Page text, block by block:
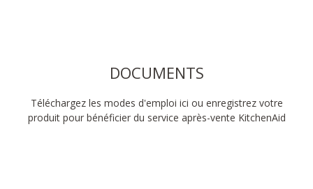
DOCUMENTS
Téléchargez les modes d'emploi ici ou enregistrez votre
produit pour bénéficier du service après-vente KitchenAid